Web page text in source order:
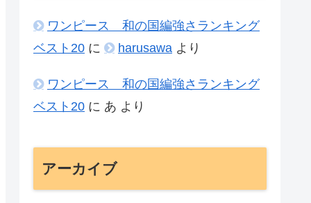
ワンピース 和の国編強さランキング
ベスト20 に harusawa より
ワンピース 和の国編強さランキング
ベスト20 に あ より
アーカイブ